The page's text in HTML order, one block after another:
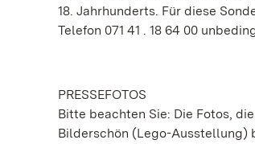
18. Jahrhunderts. Für diese
Telefon 071 41 . 18 64 00
PRESSEFOTOS
Bitte beachten Sie: Die Fotos,
Bilderschön (Lego-Ausstellung)